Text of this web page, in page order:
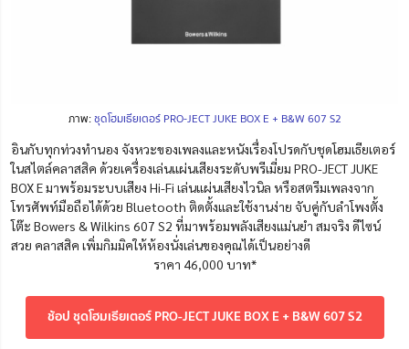
ภาพ:ชุดโฮมเธียเตอร์ PRO-JECT JUKE BOX E + B&W 607 S2
อินกับทุกท่วงทำนอง จังหวะของเพลงและหนังเรื่องโปรดกับชุดโฮมเธียเตอร์
ในสไตล์คลาสสิค ด้วยเครื่องเล่นแผ่นเสียงระดับพรีเมี่ยม PRO-JECT JUKE
BOX E มาพร้อมระบบเสียง Hi-Fi เล่นแผ่นเสียงไวนิล หรือสตรีมเพลงจาก
โทรศัพท์มือถือได้ด้วย Bluetooth ติดตั้งและใช้งานง่าย จับคู่กับลำโพงตั้ง
โต๊ะ Bowers & Wilkins 607 S2 ที่มาพร้อมพลังเสียงแม่นยำ สมจริง ดีไซน์
สวย คลาสสิค เพิ่มกิมมิคให้ห้องนั่งเล่นของคุณได้เป็นอย่างดี
ราคา 46,000 บาท*
ช้อป ชุดโฮมเธียเตอร์ PRO-JECT JUKE BOX E + B&W 607 S2